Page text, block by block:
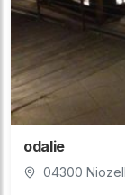
odalie
04300